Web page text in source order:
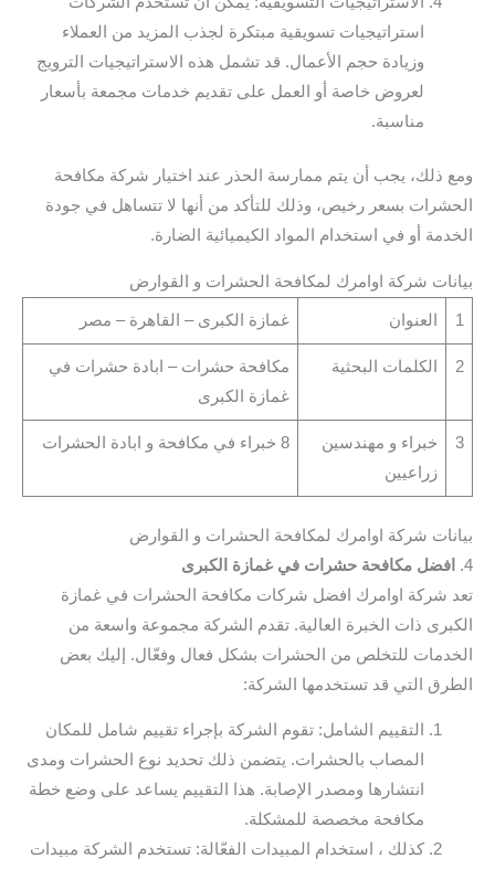
استراتيجيات تسويقية مبتكرة لجذب المزيد من العملاء
وزيادة حجم الأعمال. قد تشمل هذه الاستراتيجيات الترويج
لعروض خاصة أو العمل على تقديم خدمات مجمعة بأسعار
مناسبة.
ومع ذلك، يجب أن يتم ممارسة الحذر عند اختيار شركة مكافحة
الحشرات بسعر رخيص، وذلك للتأكد من أنها لا تتساهل في جودة
الخدمة أو في استخدام المواد الكيميائية الضارة.
بيانات شركة اوامرك لمكافحة الحشرات و القوارض
1 العنوان غمازة الكبرى – القاهرة – مصر
2 الكلمات البحثية
مكافحة حشرات – ابادة حشرات في
غمازة الكبرى
3
خبراء و مهندسين
زراعيين
8 خبراء في مكافحة و ابادة الحشرات
بيانات شركة اوامرك لمكافحة الحشرات و القوارض
4.
افضل مكافحة حشرات في غمازة الكبرى
تعد شركة اوامرك افضل شركات مكافحة الحشرات في غمازة
الكبرى ذات الخبرة العالية. تقدم الشركة مجموعة واسعة من
الخدمات للتخلص من الحشرات بشكل فعال وفعّال. إليك بعض
الطرق التي قد تستخدمها الشركة:
التقييم الشامل: تقوم الشركة بإجراء تقييم شامل للمكان
المصاب بالحشرات. يتضمن ذلك تحديد نوع الحشرات ومدى
انتشارها ومصدر الإصابة. هذا التقييم يساعد على وضع خطة
مكافحة مخصصة للمشكلة.
كذلك ، استخدام المبيدات الفعّالة: تستخدم الشركة مبيدات